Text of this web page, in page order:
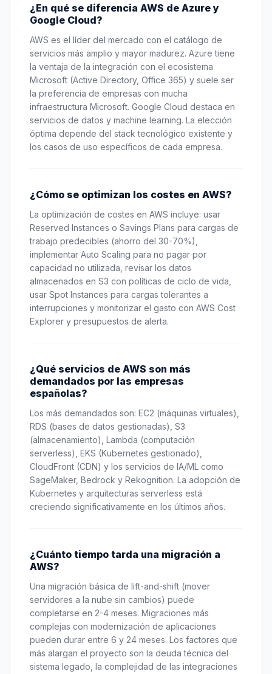
¿En qué se diferencia AWS de Azure y
Google Cloud?
AWS es el líder del mercado con el catálogo de
servicios más amplio y mayor madurez. Azure tiene
la ventaja de la integración con el ecosistema
Microsoft (Active Directory, Office 365) y suele ser
la preferencia de empresas con mucha
infraestructura Microsoft. Google Cloud destaca en
servicios de datos y machine learning. La elección
óptima depende del stack tecnológico existente y
los casos de uso específicos de cada empresa.
¿Cómo se optimizan los costes en AWS?
La optimización de costes en AWS incluye: usar
Reserved Instances o Savings Plans para cargas de
trabajo predecibles (ahorro del 30-70%),
implementar Auto Scaling para no pagar por
capacidad no utilizada, revisar los datos
almacenados en S3 con políticas de ciclo de vida,
usar Spot Instances para cargas tolerantes a
interrupciones y monitorizar el gasto con AWS Cost
Explorer y presupuestos de alerta.
¿Qué servicios de AWS son más
demandados por las empresas
españolas?
Los más demandados son: EC2 (máquinas virtuales),
RDS (bases de datos gestionadas), S3
(almacenamiento), Lambda (computación
serverless), EKS (Kubernetes gestionado),
CloudFront (CDN) y los servicios de IA/ML como
SageMaker, Bedrock y Rekognition. La adopción de
Kubernetes y arquitecturas serverless está
creciendo significativamente en los últimos años.
¿Cuánto tiempo tarda una migración a
AWS?
Una migración básica de lift-and-shift (mover
servidores a la nube sin cambios) puede
completarse en 2-4 meses. Migraciones más
complejas con modernización de aplicaciones
pueden durar entre 6 y 24 meses. Los factores que
más alargan el proyecto son la deuda técnica del
sistema legado, la complejidad de las integraciones